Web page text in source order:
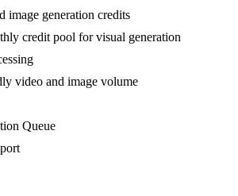
image generation credits
credit pool for visual generation
video and image volume
Queue